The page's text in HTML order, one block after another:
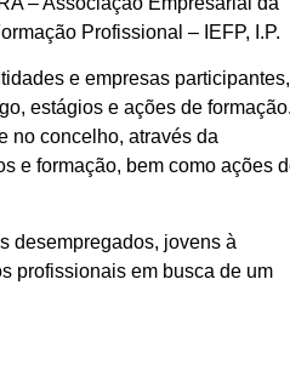
Profissional – IEFP, I.P.
e empresas participantes,
estágios e ações de formação.
no concelho, através da
e formação, bem como ações
desempregados, jovens à
profissionais em busca de um